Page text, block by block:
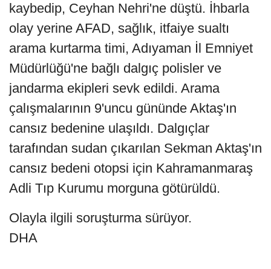
kaybedip, Ceyhan Nehri'ne düştü. İhbarla
olay yerine AFAD, sağlık, itfaiye sualtı
arama kurtarma timi, Adıyaman İl Emniyet
Müdürlüğü'ne bağlı dalgıç polisler ve
jandarma ekipleri sevk edildi. Arama
çalışmalarının 9'uncu gününde Aktaş'ın
cansız bedenine ulaşıldı. Dalgıçlar
tarafından sudan çıkarılan Sekman Aktaş'ın
cansız bedeni otopsi için Kahramanmaraş
Adli Tıp Kurumu morguna götürüldü.
Olayla ilgili soruşturma sürüyor.
DHA